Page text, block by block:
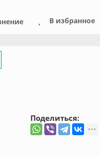
В избранное
Поделиться: